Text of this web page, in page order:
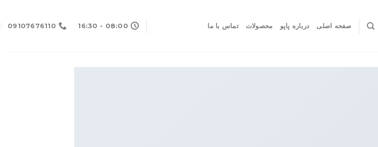
صفحه اصلی درباره پاپو محصولات تماس با ما 08:00 - 16:30
09107676110